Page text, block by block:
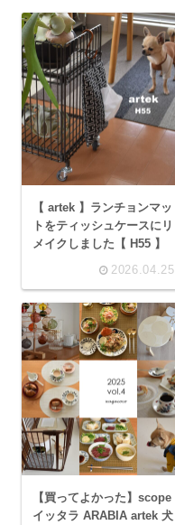
【 artek 】ランチョンマッ
トをティッシュケースにリ
メイクしました【 H55 】
2026.04.25
【買ってよかった】scope
イッタラ ARABIA artek 犬